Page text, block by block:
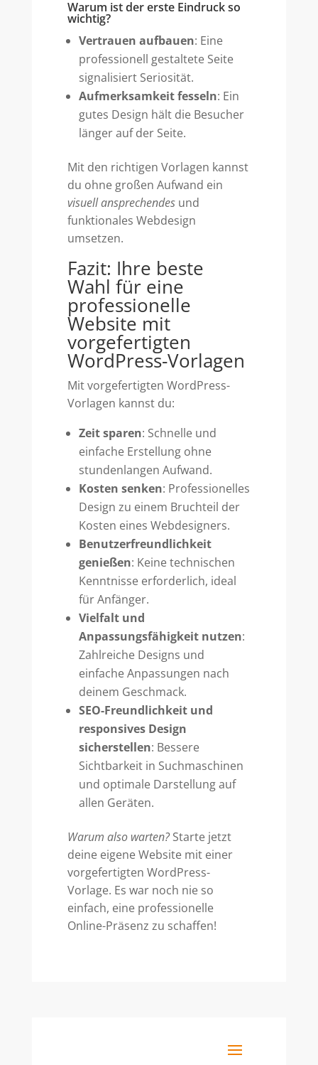
Warum ist der erste Eindruck so
wichtig?
Vertrauen aufbauen: Eine
professionell gestaltete Seite
signalisiert Seriosität.
Aufmerksamkeit fesseln: Ein
gutes Design hält die Besucher
länger auf der Seite.
Mit den richtigen Vorlagen kannst
du ohne großen Aufwand ein
visuell ansprechendesund
funktionales Webdesign
umsetzen.
Fazit: Ihre beste
Wahl für eine
professionelle
Website mit
vorgefertigten
WordPress-Vorlagen
Mit vorgefertigten WordPress-
Vorlagen kannst du:
Zeit sparen: Schnelle und
einfache Erstellung ohne
stundenlangen Aufwand.
Kosten senken: Professionelles
Design zu einem Bruchteil der
Kosten eines Webdesigners.
Benutzerfreundlichkeit
genießen: Keine technischen
Kenntnisse erforderlich, ideal
für Anfänger.
Vielfalt und
Anpassungsfähigkeit nutzen:
Zahlreiche Designs und
einfache Anpassungen nach
deinem Geschmack.
SEO-Freundlichkeit und
responsives Design
sicherstellen: Bessere
Sichtbarkeit in Suchmaschinen
und optimale Darstellung auf
allen Geräten.
Warum also warten?Starte jetzt
deine eigene Website mit einer
vorgefertigten WordPress-
Vorlage. Es war noch nie so
einfach, eine professionelle
Online-Präsenz zu schaffen!